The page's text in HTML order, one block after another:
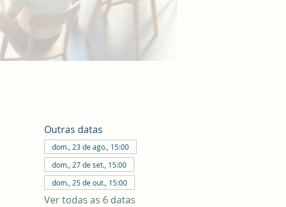
Outras datas
dom., 23 de ago., 15:00
dom., 27 de set., 15:00
dom., 25 de out., 15:00
Ver todas as 6 datas